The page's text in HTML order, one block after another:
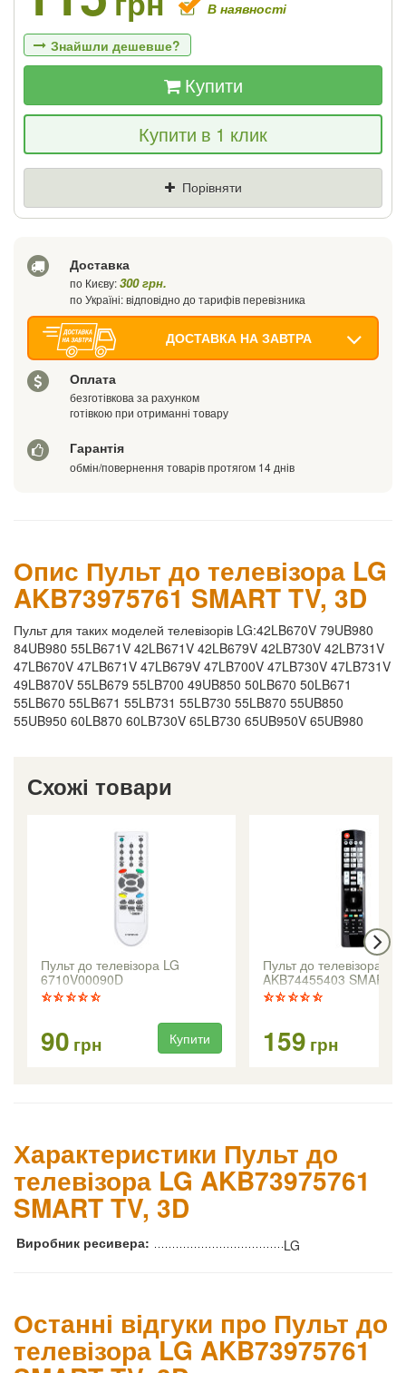
В наявності
Знайшли дешевше?
Якщо Ви знайдете товар дешевше - ми
знизимо ціну і подаруємо % від різниці
Купити
Купити в 1 клик
Порівняти
Доставка
по Києву:300 грн.
по Україні: відповідно до тарифів перевізника
ДОСТАВКА НА ЗАВТРА
Оплата
безготівкова за рахунком
готівкою при отриманні товару
Гарантія
обмін/повернення товарів протягом 14 днів
Опис Пульт до телевізора LG
AKB73975761 SMART TV, 3D
Пульт для таких моделей телевізорів LG:42LB670V 79UB980
84UB980 55LB671V 42LB671V 42LB679V 42LB730V 42LB731V
47LB670V 47LB671V 47LB679V 47LB700V 47LB730V 47LB731V
49LB870V 55LB679 55LB700 49UB850 50LB670 50LB671
55LB670 55LB671 55LB731 55LB730 55LB870 55UB850
55UB950 60LB870 60LB730V 65LB730 65UB950V 65UB980
Схожі товари
Пульт до телевізора LG
6710V00090D
90 грн Купити
Пульт до телевізора LG
AKB74455403 SMART
159 грн
Характеристики Пульт до
телевізора LG AKB73975761
SMART TV, 3D
Виробник ресивера: LG
Останні відгуки про Пульт до
телевізора LG AKB73975761